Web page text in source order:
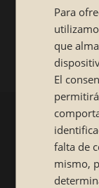
Compártelo:
Para
que
El
falta de
mismo,